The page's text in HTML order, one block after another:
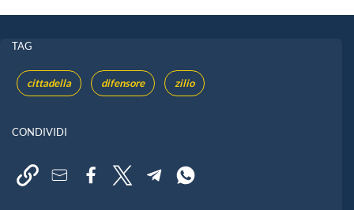
TAG
cittadella difensore zilio
CONDIVIDI